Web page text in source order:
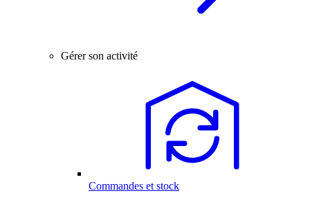
Gérer son activité
Commandes et stock